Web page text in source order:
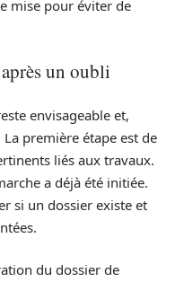
mise pour éviter de
un oubli
envisageable et,
première étape est de
liés aux travaux.
a déjà été initiée.
si un dossier existe et
du dossier de